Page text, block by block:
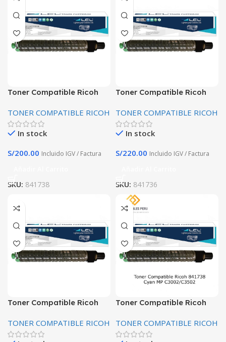
Toner Compatible Ricoh
C3002/C3502 28000
páginas
TONER COMPATIBLE RICOH
In stock
S/200.00 Incluido IGV / Factura
SKU: 841738
Toner Compatible Ricoh
C3002/C3502 18 Kpg
TONER COMPATIBLE RICOH
In stock
S/220.00 Incluido IGV / Factura
SKU: 841736
Toner Compatible Ricoh
C3002/C3502 18 Kpg
TONER COMPATIBLE RICOH
Toner Compatible Ricoh
C3002/C3502 18 Kpg
TONER COMPATIBLE RICOH